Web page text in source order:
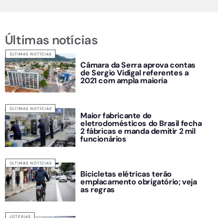
Últimas notícias
ÚLTIMAS NOTÍCIAS
Câmara da Serra aprova contas
de Sergio Vidigal referentes a
2021 com ampla maioria
ÚLTIMAS NOTÍCIAS
Maior fabricante de
eletrodomésticos do Brasil fecha
2 fábricas e manda demitir 2 mil
funcionários
ÚLTIMAS NOTÍCIAS
Bicicletas elétricas terão
emplacamento obrigatório; veja
as regras
LOTERIAS